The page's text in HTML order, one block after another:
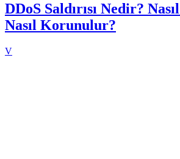
DDoS Saldırısı Nedir?
Nasıl Korunulur?
V